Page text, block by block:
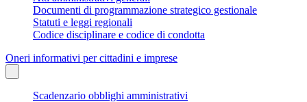
Documenti di programmazione strategico gestionale
Statuti e leggi regionali
Codice disciplinare e codice di condotta
Oneri informativi per cittadini e imprese
Scadenzario obblighi amministrativi